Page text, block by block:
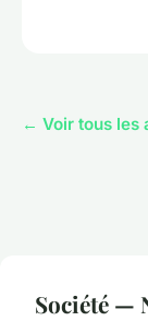
← Voir tous les
Société —